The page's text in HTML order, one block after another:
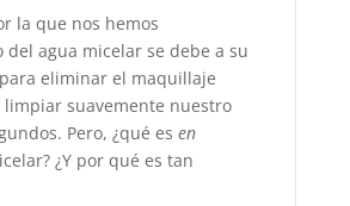
la que nos hemos
del agua micelar se debe a su
eliminar el maquillaje
suavemente nuestro
Pero, ¿qué es en
¿Y por qué es tan